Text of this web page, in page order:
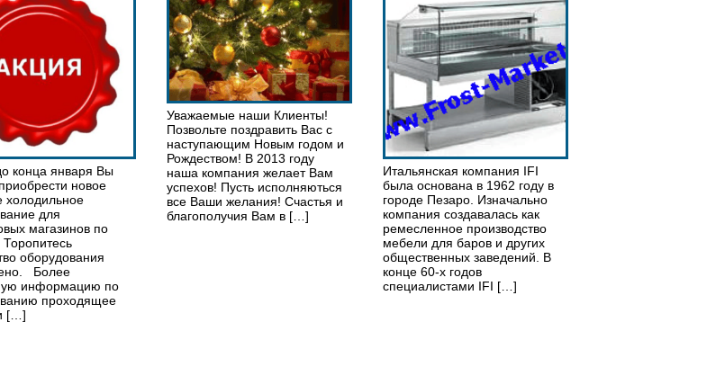
конца января Вы
новое
холодильное
для
магазинов по
оборудования
Более
информацию по
проходящее
[…]
Уважаемые наши Клиенты!
Позвольте поздравить Вас с
наступающим Новым годом и
Рождеством! В 2013 году
наша компания желает Вам
успехов! Пусть исполняються
все Ваши желания! Счастья и
благополучия Вам в […]
Итальянская компания IFI
была основана в 1962 году в
городе Пезаро. Изначально
компания создавалась как
ремесленное производство
мебели для баров и других
общественных заведений. В
конце 60-х годов
специалистами IFI […]